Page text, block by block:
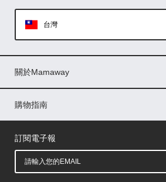
台灣
印尼
馬來西亞
關於Mamaway
門市據點
最新消息
品牌故事
人力招募
媒體花絮
隱私權聲明
CSR企業社會責任
購物指南
購物常見問題
退換貨問題
儲值金使用條款
購買儲值金
發票問題
會員權益
線上留言
吸乳器-免費體驗
訂閱電子報